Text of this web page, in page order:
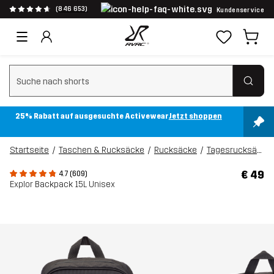
(846 653) Kundenservice
Suchfilter löschen
25% Rabatt auf ausgesuchte ActivewearJetzt shoppen
Startseite Taschen & Rucksäcke Rucksäcke Tagesrucksäcke
4.7 (609)
Explor Backpack 15L Unisex
€ 49